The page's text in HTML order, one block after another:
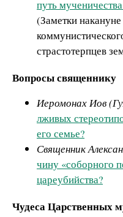
путь
(Заметки
страстотерпцев
Вопросы священнику
Иеромонах Иов
лживых
его семье?
Священник
чину «соборного
цареубийства?
Чудеса Царственных